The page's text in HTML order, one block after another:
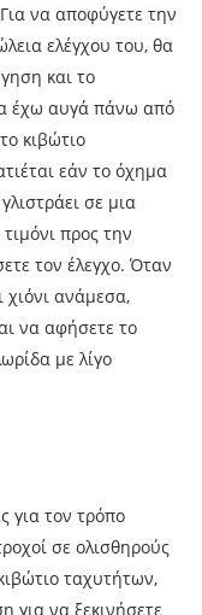
να αποφύγετε την
ελέγχου του, θα
και το
έχω αυγά πάνω από
κιβώτιο
εάν το όχημα
σε μια
προς την
τον έλεγχο. Όταν
χιόνι ανάμεσα,
να αφήσετε το
με λίγο
για τον τρόπο
σε ολισθηρούς
ταχυτήτων,
για να ξεκινήσετε